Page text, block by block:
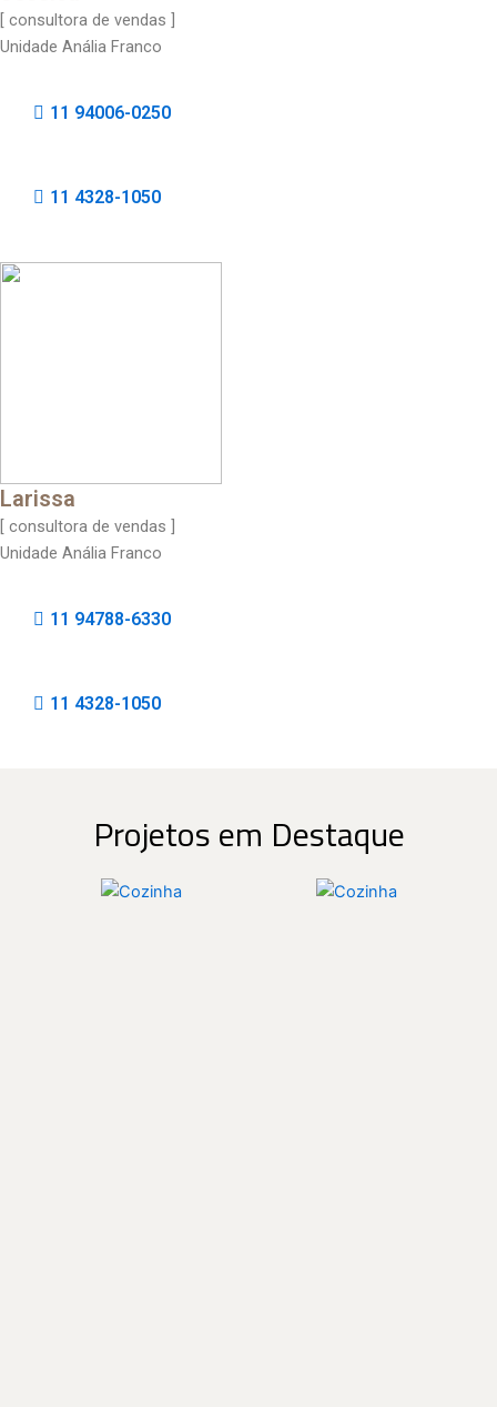
[ consultora de vendas ]
Unidade Anália Franco
11 94006-0250
11 4328-1050
Larissa
[ consultora de vendas ]
Unidade Anália Franco
11 94788-6330
11 4328-1050
Projetos em Destaque